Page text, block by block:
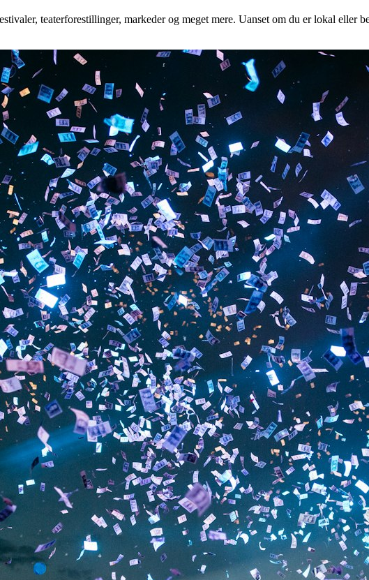
teaterforestillinger, markeder og meget mere. Uanset om du er lokal eller